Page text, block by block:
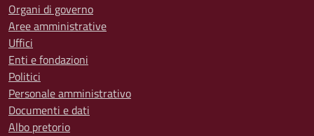
Organi di governo
Aree amministrative
Uffici
Enti e fondazioni
Politici
Personale amministrativo
Documenti e dati
Albo pretorio